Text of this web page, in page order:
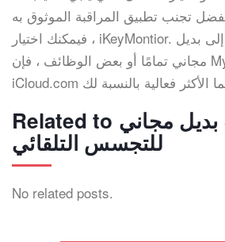
تجنب تطبيق المراقبة الموثوق به
، فيمكنك اختيار iKeyMontior. إذا كنت تحتاج فقط إلى بديل
مجاني تمامًا أو بعض الوظائف ، فإن MyChildMonitor و
Related to أفضل 3 بديل مجاني
للتجسس التلقائي
No related posts.